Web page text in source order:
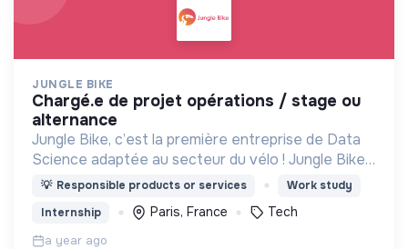
JUNGLE BIKE
chargé.e de projet opérations / stage ou
alternance
Jungle Bike, c’est la première entreprise de Data
Science adaptée au secteur du vélo ! Jungle Bike
révolutionne la mobilité durable pour les cyclistes
💡 Responsible products or services
Work study
Internship
Paris, France Tech
a year ago